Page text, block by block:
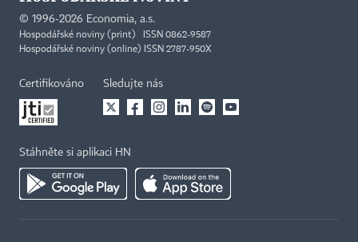
© 1996-2026 Economia, a.s.
Hospodářské noviny (print) ISSN 0862-9587
Hospodářské noviny (online) ISSN 2787-950X
Certifikováno Sledujte nás
Stáhněte si aplikaci HN